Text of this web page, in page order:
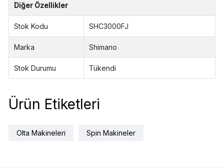
Diğer Özellikler
Stok Kodu SHC3000FJ
Marka Shimano
Stok Durumu Tükendi
Ürün Etiketleri
Olta Makineleri Spin Makineler